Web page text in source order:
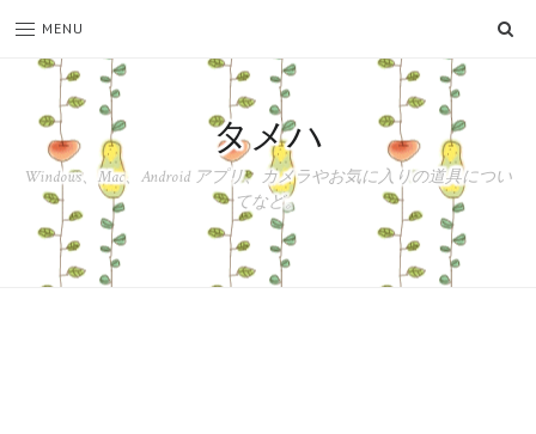
MENU
タメハ
Windows、Mac、Android アプリ、カメラやお気に入りの道具につい
てなど。